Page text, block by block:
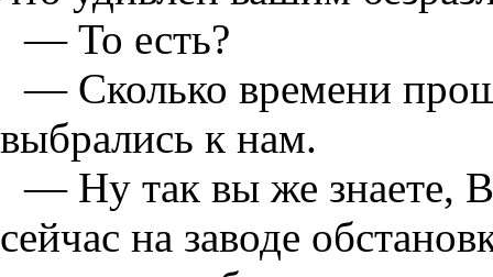
— То есть?
— Сколько времени
выбрались к нам.
— Ну так вы же знаете,
сейчас на заводе